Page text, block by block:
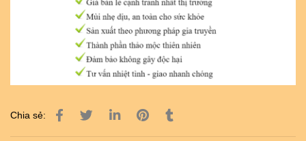
Chia sẻ: